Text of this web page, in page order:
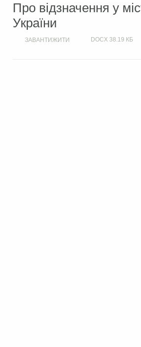
Про відзначення у
України
ЗАВАНТИЖИТИ DOCX 38.19 КБ